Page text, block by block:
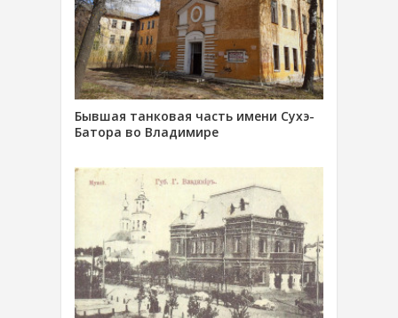
Бывшая танковая часть имени Сухэ-
Батора во Владимире